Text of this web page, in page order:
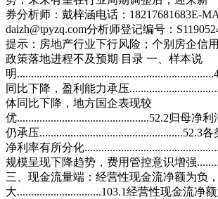
券分析师：戴梓涵电话：18217681683E-
daizh@tpyzq.com分析师登记编号：
提示：房地产行业下行风险；个别房企信
政策落地进程不及预期 目录 一、样本说
明
同比下降，盈利能力承压
体同比下降，地方国企表现较
优...............................................52.2归母净
仍承压...................................................52.3
净利率有所分化
规模呈现下降趋势，费用管控意识增强
三、现金流量端：经营性现金流净额为负
大..............................103.1经营性现金流净